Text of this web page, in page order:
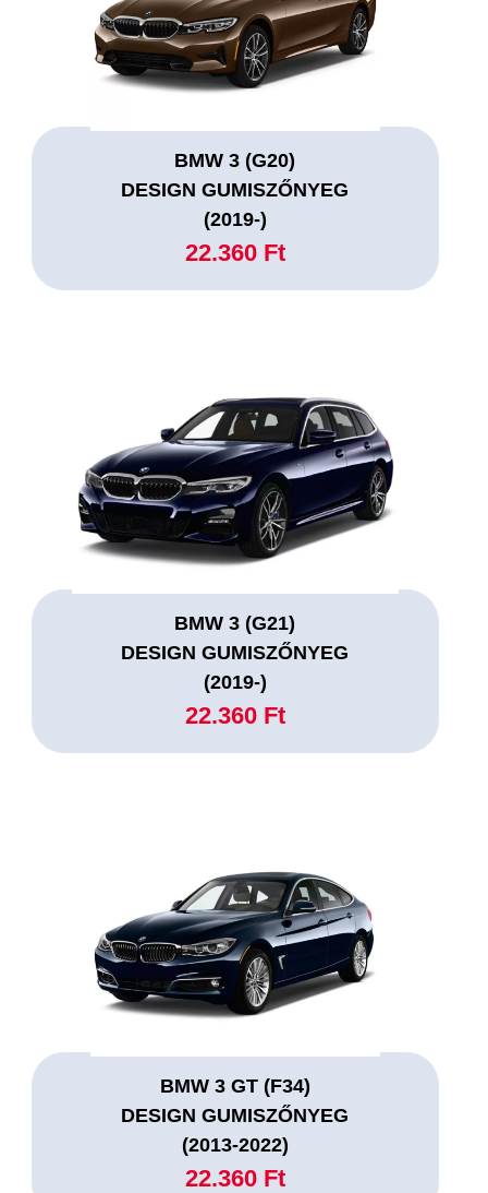
BMW 3 (G20)
DESIGN GUMISZŐNYEG
(2019-)
22.360 Ft
BMW 3 (G21)
DESIGN GUMISZŐNYEG
(2019-)
22.360 Ft
BMW 3 GT (F34)
DESIGN GUMISZŐNYEG
(2013-2022)
22.360 Ft